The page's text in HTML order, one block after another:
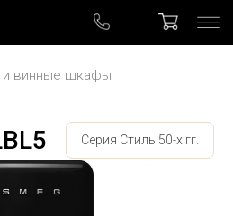
и винные шкафы
Серия Стиль 50-х гг.